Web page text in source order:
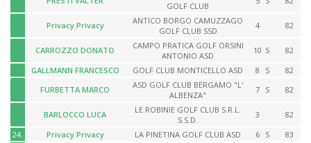
GOLF CLUB
Privacy Privacy
ANTICO BORGO CAMUZZAGO
GOLF CLUB SSD
4 82
CARROZZO DONATO
CAMPO PRATICA GOLF ORSINI
ANTONIO ASD
10 S
82
GALLMANN FRANCESCO
GOLF CLUB MONTICELLO ASD 8 S
82
FURBETTA MARCO
ASD GOLF CLUB BERGAMO "L'
ALBENZA"
7 S 82
BARLOCCO LUCA
LE ROBINIE GOLF CLUB S.R.L.
S.S.D.
3
82
24.
Privacy Privacy LA PINETINA GOLF CLUB ASD 6 S
83